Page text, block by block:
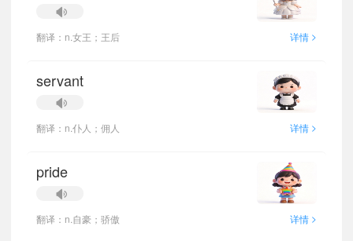
翻译：n.女王；王后 详情 >
servant
翻译：n.仆人；佣人 详情 >
pride
翻译：n.自豪；骄傲 详情 >